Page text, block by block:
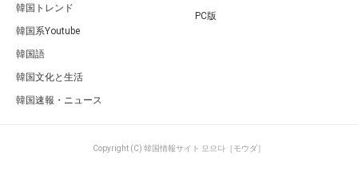
韓国トレンド
韓国系Youtube
韓国語
韓国文化と生活
韓国速報・ニュース
PC版
Copyright (C) 韓国情報サイト 모으다［モウダ］